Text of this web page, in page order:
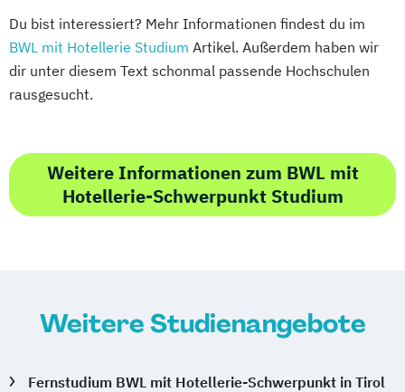
Du bist interessiert? Mehr Informationen findest du im
BWL mit Hotellerie Studium Artikel. Außerdem haben wir
dir unter diesem Text schonmal passende Hochschulen
rausgesucht.
Weitere Informationen zum BWL mit
Hotellerie-Schwerpunkt Studium
Weitere Studienangebote
Fernstudium BWL mit Hotellerie-Schwerpunkt in Tirol